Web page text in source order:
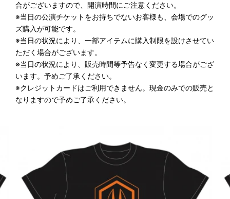
合がございますので、開演時間にご注意ください。
※当日の公演チケットをお持ちでないお客様も、会場でのグッ
ズ購入が可能です。
※当日の状況により、一部アイテムに購入制限を設けさせてい
ただく場合がございます。
※当日の状況により、販売時間等予告なく変更する場合がござ
います。予めご了承ください。
※クレジットカードはご利用できません。現金のみでの販売と
なりますので予めご了承ください。